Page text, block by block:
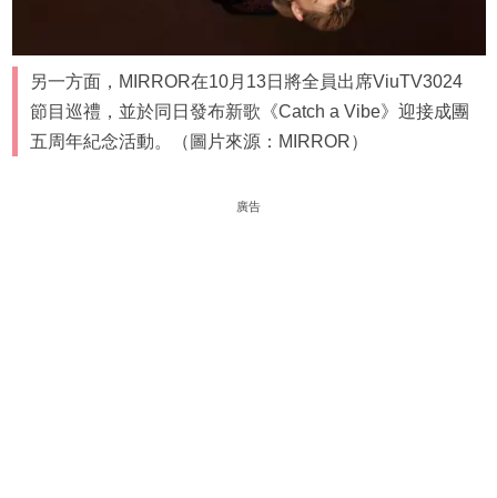
另一方面，MIRROR在10月13日將全員出席ViuTV3024
節目巡禮，並於同日發布新歌《Catch a Vibe》迎接成團
五周年紀念活動。（圖片來源：MIRROR）
廣告